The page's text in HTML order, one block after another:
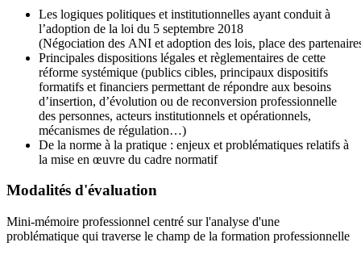
Les logiques politiques et institutionnelles ayant conduit à
l’adoption de la loi du 5 septembre 2018
(Négociation des ANI et adoption des lois, place des
Principales dispositions légales et règlementaires de cette
réforme systémique (publics cibles, principaux dispositifs
formatifs et financiers permettant de répondre aux besoins
d’insertion, d’évolution ou de reconversion professionnelle
des personnes, acteurs institutionnels et opérationnels,
mécanismes de régulation…)
De la norme à la pratique : enjeux et problématiques relatifs à
la mise en œuvre du cadre normatif
Modalités d'évaluation
Mini-mémoire professionnel centré sur l'analyse d'une
problématique qui traverse le champ de la formation professionnelle